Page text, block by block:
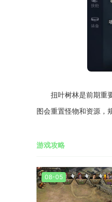
扭叶树林是前期重
图会重置怪物和资源，
游戏攻略
08-05